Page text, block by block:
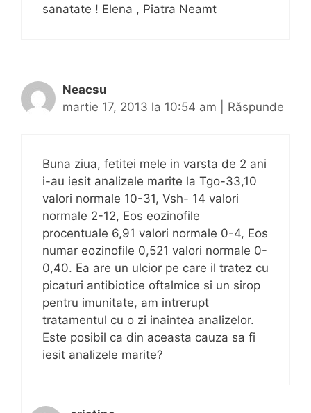
sanatate ! Elena , Piatra Neamt
Neacsu
martie 17, 2013 la 10:54 am
Răspunde
Buna ziua, fetitei mele in varsta de 2 ani
i-au iesit analizele marite la Tgo-33,10
valori normale 10-31, Vsh- 14 valori
normale 2-12, Eos eozinofile
procentuale 6,91 valori normale 0-4, Eos
numar eozinofile 0,521 valori normale 0-
0,40. Ea are un ulcior pe care il tratez cu
picaturi antibiotice oftalmice si un sirop
pentru imunitate, am intrerupt
tratamentul cu o zi inaintea analizelor.
Este posibil ca din aceasta cauza sa fi
iesit analizele marite?